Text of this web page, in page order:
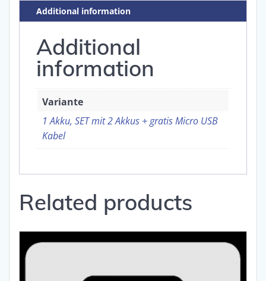
Additional information
Additional
information
Variante
1 Akku, SET mit 2 Akkus + gratis Micro USB
Kabel
Related products